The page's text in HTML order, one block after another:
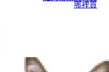
哪裡買